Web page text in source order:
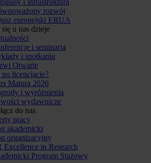
rozwój
europejski ERUA
się u nas dzieje
i seminaria
i spotkania
Otwarte
po licencjacie?
Matura 2026
i wyróżnienia
wydawnicze
do nas
pracy
akademicki
organizacyjny
Excellence in Research
Program Stażowy